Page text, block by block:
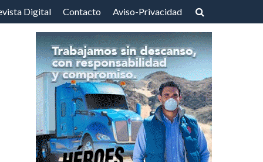
Digital Contacto Aviso-Privacidad